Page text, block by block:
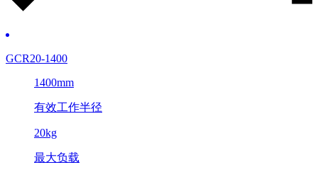
GCR20-1400
1400mm
有效工作半径
20kg
最大负载